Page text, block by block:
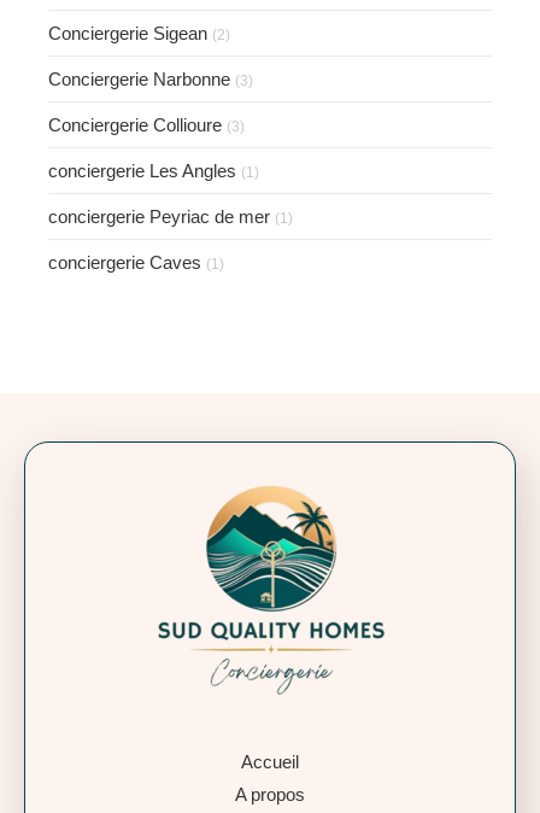
Conciergerie Sigean (2)
Conciergerie Narbonne (3)
Conciergerie Collioure (3)
conciergerie Les Angles (1)
conciergerie Peyriac de mer (1)
conciergerie Caves (1)
Accueil
A propos